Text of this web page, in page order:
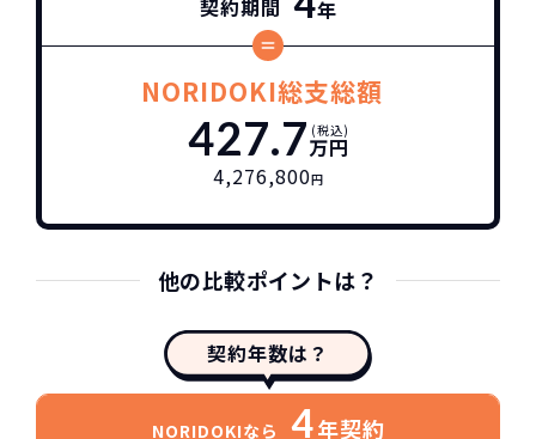
契約期間 年
NORIDOKI総支総額
427.7万円
(税込)
4,276,800円
他の比較ポイントは？
契約年数は？
NORIDOKIなら 4年契約